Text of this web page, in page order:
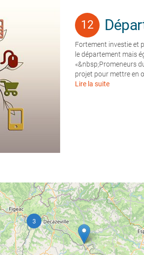
Fortement investie et
le département mais
«&nbsp;Promeneurs
projet pour mettre en
Lire la suite
3